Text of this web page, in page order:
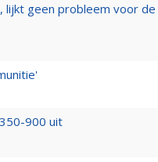
lijkt geen probleem voor de
900 uit